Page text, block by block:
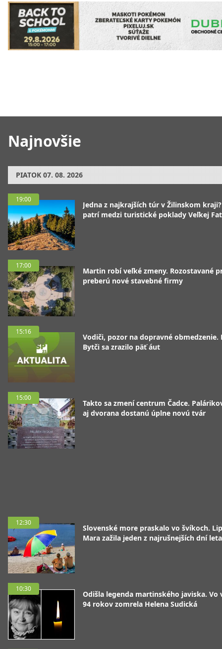
Najnovšie
PIATOK 07. 08. 2026
19:00
Jedna z najkrajších túr v Žilinskom
patrí medzi turistické poklady Veľkej
17:00
Martin robí veľké zmeny. Rozostavané
preberú nové stavebné firmy
15:16
Vodiči, pozor na dopravné obmedzenie.
Bytči sa zrazilo päť áut
15:00
Takto sa zmení centrum Čadce.
aj dvorana dostanú úplne novú tvár
12:30
Slovenské more praskalo vo švíkoch.
Mara zažila jeden z najrušnejších dní leta
10:30
Odišla legenda martinského javiska. Vo
94 rokov zomrela Helena Sudická